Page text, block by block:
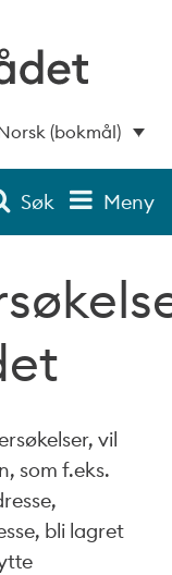
(bokmål)
Søk Meny
vil
som f.eks.
bli lagret